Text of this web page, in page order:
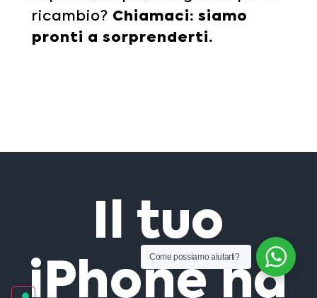
ricambio? Chiamaci: siamo
pronti a sorprenderti.
Il tuo
iPhone ha
Come possiamo aiutarti?